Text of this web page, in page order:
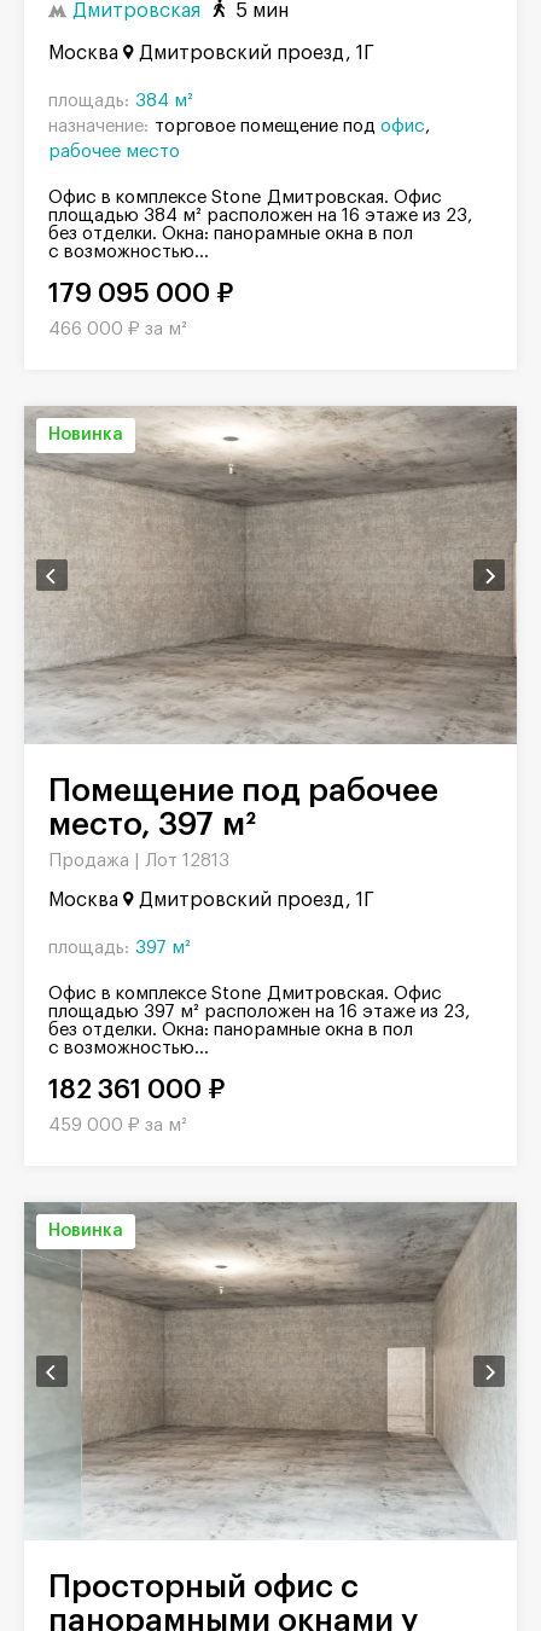
Дмитровская 5 мин
Москва Дмитровский проезд, 1Г
площадь: 384 м²
назначение: торговое помещение под офис
рабочее место
Офис в комплексе Stone Дмитровская. Офис
площадью 384 м² расположен на 16 этаже из 23,
без отделки. Окна: панорамные окна в пол
с возможностью...
179 095 000 ₽
466 000 ₽ за м²
Новинка
Помещение под рабочее
место, 397 м²
Продажа | Лот 12813
Москва Дмитровский проезд, 1Г
площадь: 397 м²
Офис в комплексе Stone Дмитровская. Офис
площадью 397 м² расположен на 16 этаже из 23,
без отделки. Окна: панорамные окна в пол
с возможностью...
182 361 000 ₽
459 000 ₽ за м²
Новинка
Просторный офис с
панорамными окнами у